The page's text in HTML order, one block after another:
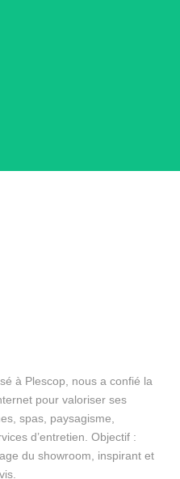
à Plescop, nous a confié la
pour valoriser ses
spas, paysagisme,
d’entretien. Objectif :
du showroom, inspirant et